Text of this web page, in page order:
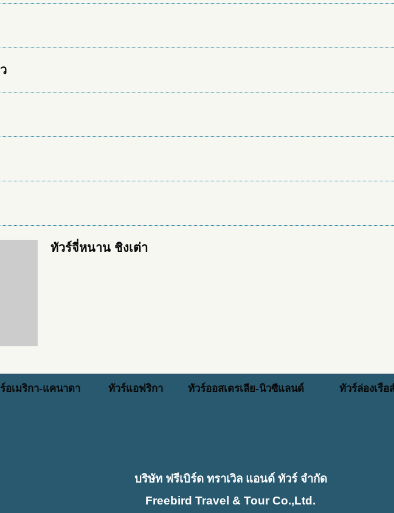
ทัวร์จี่หนาน ชิงเต่า
อเมริกา-แคนาดา ทัวร์แอฟริกา ทัวร์ออสเตรเลีย-นิวซีแลนด์ ทัวร์ล่องเรือ
บริษัท ฟรีเบิร์ด ทราเวิล แอนด์ ทัวร์ จำกัด
Freebird Travel & Tour Co.,Ltd.